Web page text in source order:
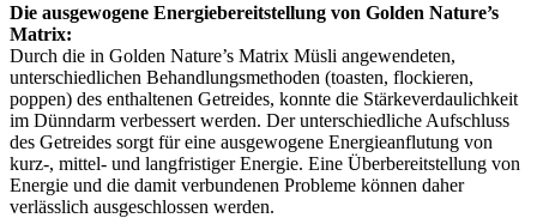
Die ausgewogene Energiebereitstellung von Golden Nature’s
Matrix:
Durch die in Golden Nature’s Matrix Müsli angewendeten,
unterschiedlichen Behandlungsmethoden (toasten, flockieren,
poppen) des enthaltenen Getreides, konnte die Stärkeverdaulichkeit
im Dünndarm verbessert werden. Der unterschiedliche Aufschluss
des Getreides sorgt für eine ausgewogene Energieanflutung von
kurz-, mittel- und langfristiger Energie. Eine Überbereitstellung von
Energie und die damit verbundenen Probleme können daher
verlässlich ausgeschlossen werden.